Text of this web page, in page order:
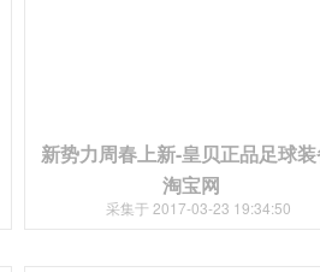
新势力周春上新-皇贝正品足球
淘宝网
采集于 2017-03-23 19:34:50